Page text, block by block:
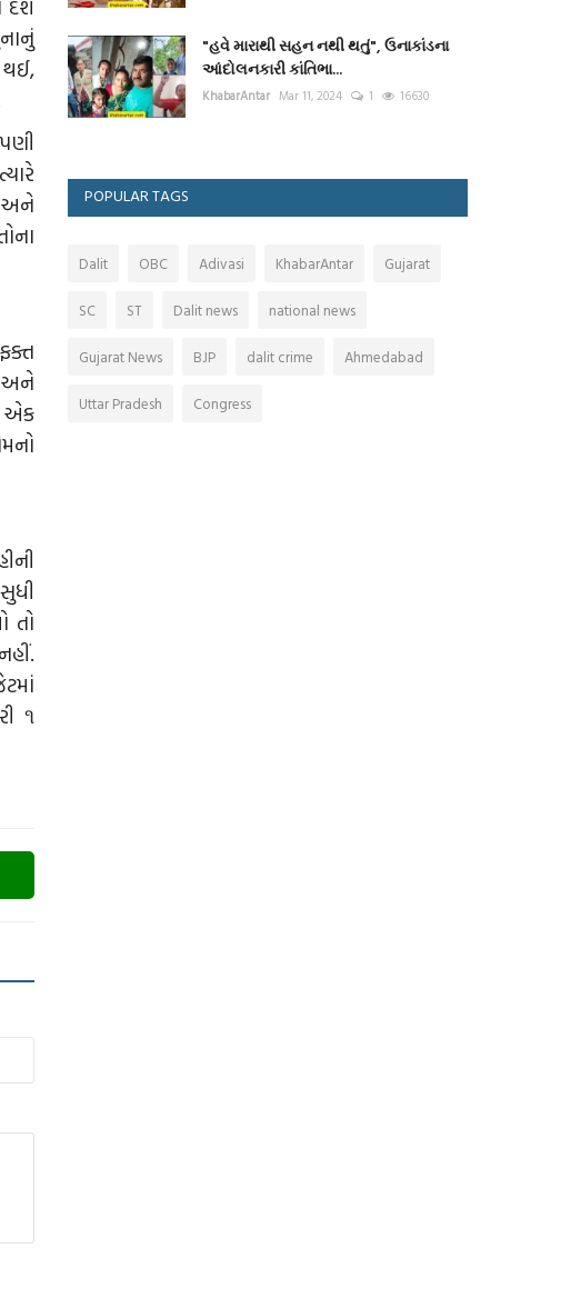
દેશ
અને
અને
એક
તો
૧
"હવે મારાથી સહન નથી થતું", ઉનાકાંડના
આંદોલનકારી કાંતિભા...
KhabarAntar Mar 11, 2024 1 16630
POPULAR TAGS
Dalit OBC Adivasi KhabarAntar Gujarat
SC ST Dalit news national news
Gujarat News BJP dalit crime Ahmedabad
Uttar Pradesh Congress